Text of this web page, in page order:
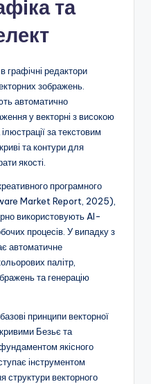
та
графічні редактори
зображень.
автоматично
у векторні з високою
за текстовим
та контури для
якості.
програмного
Market Report, 2025),
використовують AI-
процесів. У випадку з
автоматичне
палітр,
та генерацію
принципи векторної
Безьє та
якісного
інструментом
структури векторного